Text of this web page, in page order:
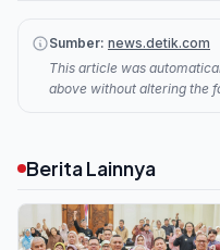
Sumber: news.detik.com
This article was
above without altering the
Berita Lainnya